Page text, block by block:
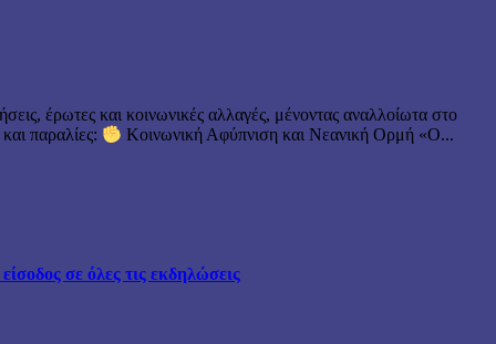
έρωτες και κοινωνικές αλλαγές, μένοντας αναλλοίωτα στο
παραλίες:
Κοινωνική Αφύπνιση και Νεανική Ορμή «Ο...
σε όλες τις εκδηλώσεις